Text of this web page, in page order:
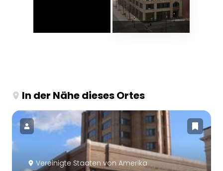
In der Nähe dieses Ortes
Vereinigte Staaten von Amerika